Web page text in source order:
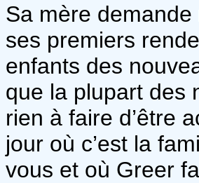
Sa mère
ses premiers
enfants des
que la plupart des
rien à faire d’être
jour où c’est la
vous et où Greer